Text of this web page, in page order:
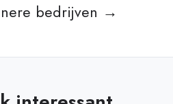
bedrijven →